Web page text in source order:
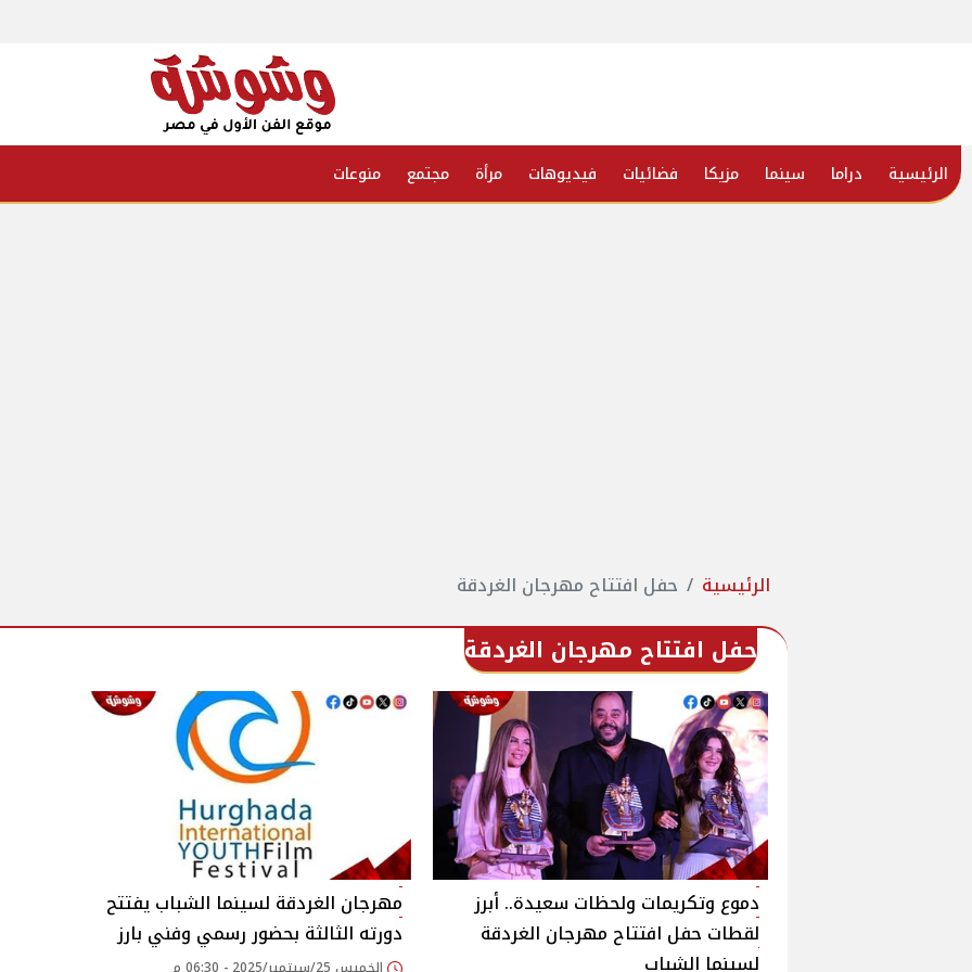
الرئيسية دراما سينما مزيكا فضائيات فيديوهات مرأة مجتمع منوعات
الرئيسية حفل افتتاح مهرجان الغردقة
حفل افتتاح مهرجان الغردقة
دموع وتكريمات ولحظات سعيدة.. أبرز
لقطات حفل افتتاح مهرجان الغردقة
لسينما الشباب
مهرجان الغردقة لسينما الشباب يفتتح
دورته الثالثة بحضور رسمي وفني بارز